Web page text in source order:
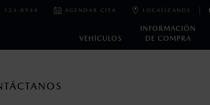
VEHÍCULOS
INFORMACIÓN
DE COMPRA
123-0934 AGENDAR CITA LOCALÍZANOS
accesorios, seguro y gastos administrativos. Mazda